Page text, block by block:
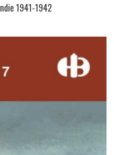
1941-1942